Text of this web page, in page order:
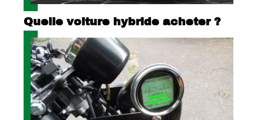
Quelle voiture hybride acheter ?